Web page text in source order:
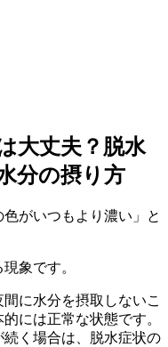
大丈夫？脱水
分の摂り方
がいつもより濃い」と
象です。
に水分を摂取しないこ
には正常な状態です。
く場合は、脱水症状の